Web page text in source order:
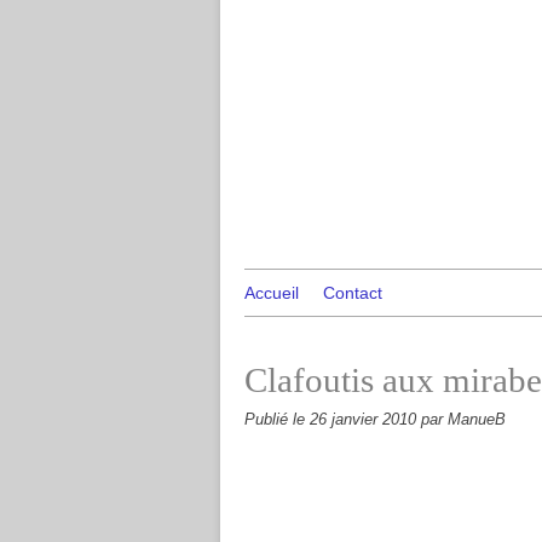
Accueil Contact
Clafoutis aux
Publié le 26 janvier 2010 par ManueB